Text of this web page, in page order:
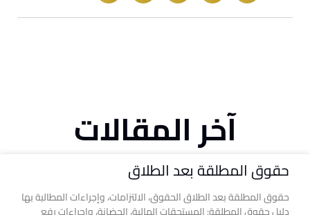
آخر المقالات
حقوق المطلقة بعد الطلاق
حقوق المطلقة بعد الطلاق الحقوق، الالتزامات، وإجراءات المطالبة بها